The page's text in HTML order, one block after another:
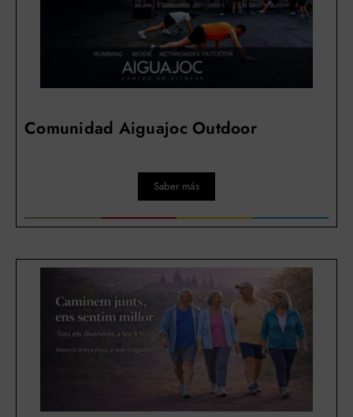
Comunidad Aiguajoc Outdoor
Saber más